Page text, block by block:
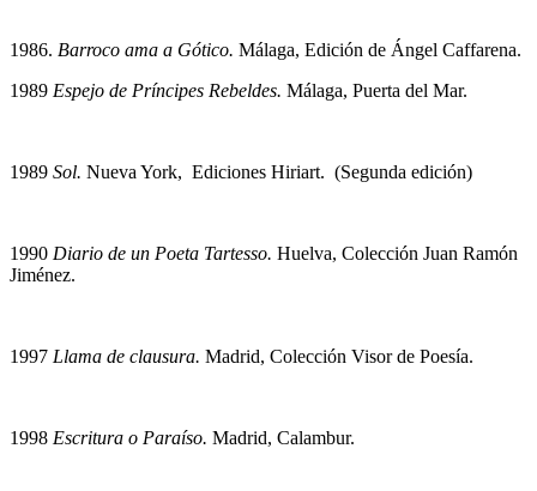
Barroco ama a Gótico. Málaga, Edición de Ángel Caffarena.
1989 Espejo de Príncipes Rebeldes. Málaga, Puerta del Mar.
1989 Sol. Nueva York, Ediciones Hiriart. (Segunda edición)
1990 Diario de un Poeta Tartesso. Huelva, Colección Juan Ramón
Jiménez.
1997 Llama de clausura. Madrid, Colección Visor de Poesía.
1998 Escritura o Paraíso. Madrid, Calambur.